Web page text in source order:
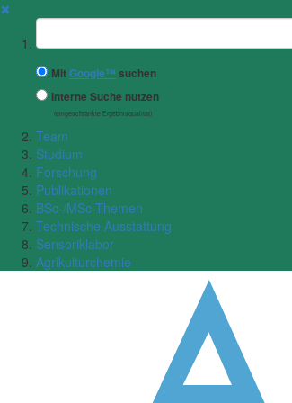
✖
Suchbegriff
MitGoogle™ suchen
Interne Suche nutzen
(eingeschränkte Ergebnisqualität)
Team
Studium
Forschung
Publikationen
BSc-/MSc-Themen
Technische Ausstattung
Sensoriklabor
Agrikulturchemie